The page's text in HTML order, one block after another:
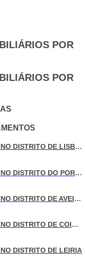
POR
POR
VENDA DE MORADIAS NO DISTRITO DE LISBOA
VENDA DE MORADIAS NO DISTRITO DO PORTO
VENDA DE MORADIAS NO DISTRITO DE AVEIRO
VENDA DE MORADIAS NO DISTRITO DE COIMBRA
DISTRITO DE LEIRIA